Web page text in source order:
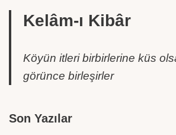
Kelâm-ı Kibâr
Köyün itleri birbirlerine küs
görünce birleşirler
Son Yazılar